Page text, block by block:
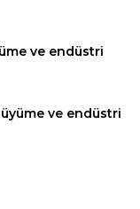
ve endüstri
ve endüstri